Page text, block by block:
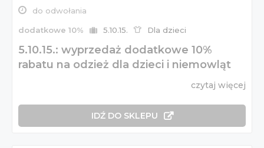
do odwołania
dodatkowe 10% 5.10.15. Dla dzieci
5.10.15.: wyprzedaż dodatkowe 10%
rabatu na odzież dla dzieci i niemowląt
czytaj więcej
IDŹ DO SKLEPU